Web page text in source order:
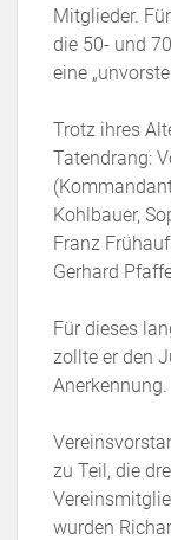
Mitglieder.
die 50- und
eine
Trotz ihres
Tatendrang:
Kohlbauer,
Franz
Gerhard
Für dieses
zollte er den
Anerkennung.
zu Teil, die
wurden